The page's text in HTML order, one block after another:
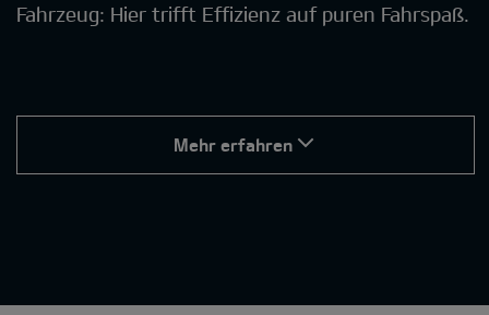
Fahrzeug: Hier trifft Effizienz auf puren Fahrspaß.
Mehr erfahren